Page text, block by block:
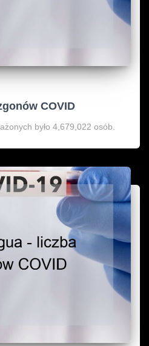
COVID
było 4,679,022 osób.